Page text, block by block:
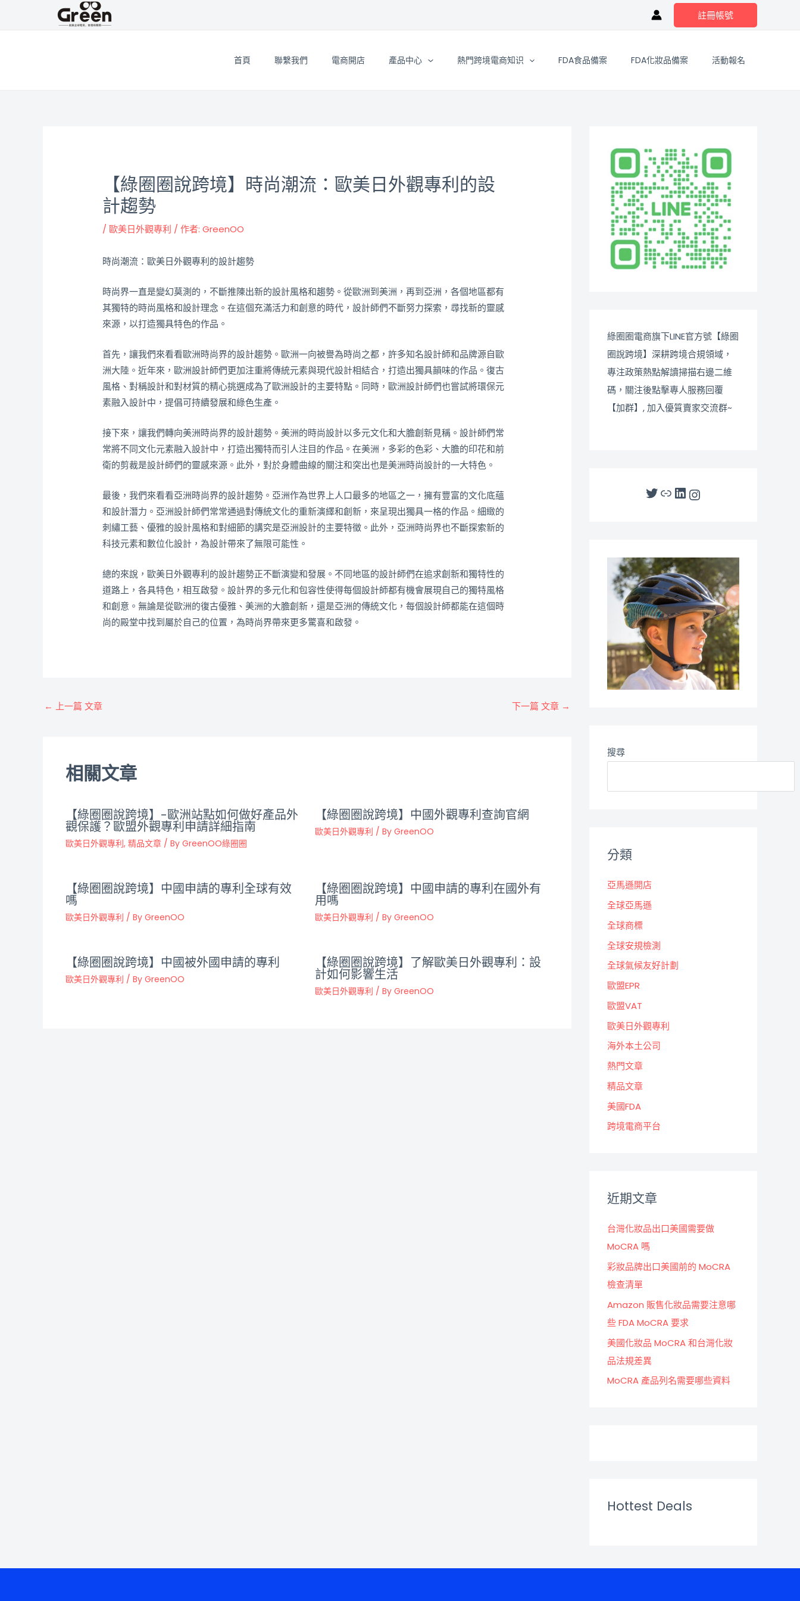
註冊帳號
首頁 聯繫我們 電商開店 產品中心 熱門跨境電商知识 FDA食品備案 FDA化妝品備案 活動報名
【綠圈圈說跨境】時尚潮流：歐美日外觀專利的設
計趨勢
/歐美日外觀專利 / 作者:GreenOO
時尚潮流：歐美日外觀專利的設計趨勢
時尚界一直是變幻莫測的，不斷推陳出新的設計風格和趨勢。從歐洲到美洲，再到亞洲，各個地區都有
其獨特的時尚風格和設計理念。在這個充滿活力和創意的時代，設計師們不斷努力探索，尋找新的靈感
來源，以打造獨具特色的作品。
首先，讓我們來看看歐洲時尚界的設計趨勢。歐洲一向被譽為時尚之都，許多知名設計師和品牌源自歐
洲大陸。近年來，歐洲設計師們更加注重將傳統元素與現代設計相結合，打造出獨具韻味的作品。復古
風格、對稱設計和對材質的精心挑選成為了歐洲設計的主要特點。同時，歐洲設計師們也嘗試將環保元
素融入設計中，提倡可持續發展和綠色生產。
接下來，讓我們轉向美洲時尚界的設計趨勢。美洲的時尚設計以多元文化和大膽創新見稱。設計師們常
常將不同文化元素融入設計中，打造出獨特而引人注目的作品。在美洲，多彩的色彩、大膽的印花和前
衛的剪裁是設計師們的靈感來源。此外，對於身體曲線的關注和突出也是美洲時尚設計的一大特色。
最後，我們來看看亞洲時尚界的設計趨勢。亞洲作為世界上人口最多的地區之一，擁有豐富的文化底蘊
和設計潛力。亞洲設計師們常常通過對傳統文化的重新演繹和創新，來呈現出獨具一格的作品。細緻的
刺繡工藝、優雅的設計風格和對細節的講究是亞洲設計的主要特徵。此外，亞洲時尚界也不斷探索新的
科技元素和數位化設計，為設計帶來了無限可能性。
總的來說，歐美日外觀專利的設計趨勢正不斷演變和發展。不同地區的設計師們在追求創新和獨特性的
道路上，各具特色，相互啟發。設計界的多元化和包容性使得每個設計師都有機會展現自己的獨特風格
和創意。無論是從歐洲的復古優雅、美洲的大膽創新，還是亞洲的傳統文化，每個設計師都能在這個時
尚的殿堂中找到屬於自己的位置，為時尚界帶來更多驚喜和啟發。
← 上一篇 文章 下一篇 文章 →
相關文章
【綠圈圈說跨境】-歐洲站點如何做好產品外
觀保護？歐盟外觀專利申請詳細指南
歐美日外觀專利, 精品文章/ By GreenOO綠圈圈
【綠圈圈說跨境】中國外觀專利查詢官網
歐美日外觀專利 / By GreenOO
【綠圈圈說跨境】中國申請的專利全球有效
嗎
歐美日外觀專利 / By GreenOO
【綠圈圈說跨境】中國申請的專利在國外有
用嗎
歐美日外觀專利 / By GreenOO
【綠圈圈說跨境】中國被外國申請的專利
歐美日外觀專利 / By GreenOO
【綠圈圈說跨境】了解歐美日外觀專利：設
計如何影響生活
歐美日外觀專利 / By GreenOO
綠圈圈電商旗下LINE官方號【綠圈
圈說跨境】深耕跨境合規領域，
專注政策熱點解讀掃描右邊二維
碼，關注後點擊專人服務回覆
【加群】, 加入優質賣家交流群~
搜尋
分類
亞馬遜開店
全球亞馬遜
全球商標
全球安規檢測
全球氣候友好計劃
歐盟EPR
歐盟VAT
歐美日外觀專利
海外本土公司
熱門文章
精品文章
美國FDA
跨境電商平台
近期文章
台灣化妝品出口美國需要做
MoCRA 嗎
彩妝品牌出口美國前的 MoCRA
檢查清單
Amazon 販售化妝品需要注意哪
些 FDA MoCRA 要求
美國化妝品 MoCRA 和台灣化妝
品法規差異
MoCRA 產品列名需要哪些資料
Hottest Deals